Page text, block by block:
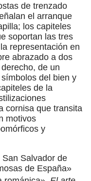
de trenzado
el arranque
los capiteles
soportan las tres
representación en
abrazado a dos
de un
del bien y
de la
cornisa que transita
motivos
y
Salvador de
de España»